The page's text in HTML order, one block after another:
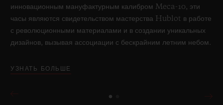
ONE CLICK KING GOLD
инновационным мануфактурным калибром Meca-10, эти
часы являются свидетельством мастерства Hublot в работе
с революционными материалами и в создании уникальных
дизайнов, вызывая ассоциации с бескрайним летним небом.
УЗНАТЬ БОЛЬШЕ